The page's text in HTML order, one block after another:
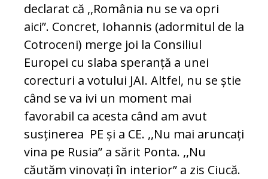
declarat că ,,România nu se va opri
aici”. Concret, Iohannis (adormitul de la
Cotroceni) merge joi la Consiliul
Europei cu slaba speranță a unei
corecturi a votului JAI. Altfel, nu se știe
când se va ivi un moment mai
favorabil ca acesta când am avut
susținerea PE și a CE. ,,Nu mai aruncați
vina pe Rusia” a sărit Ponta. ,,Nu
căutăm vinovați în interior” a zis Ciucă.